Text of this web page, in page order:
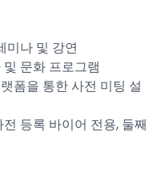
미나 및 강연
문화 프로그램
폼을 통한 사전 미팅 설
등록 바이어 전용, 둘째